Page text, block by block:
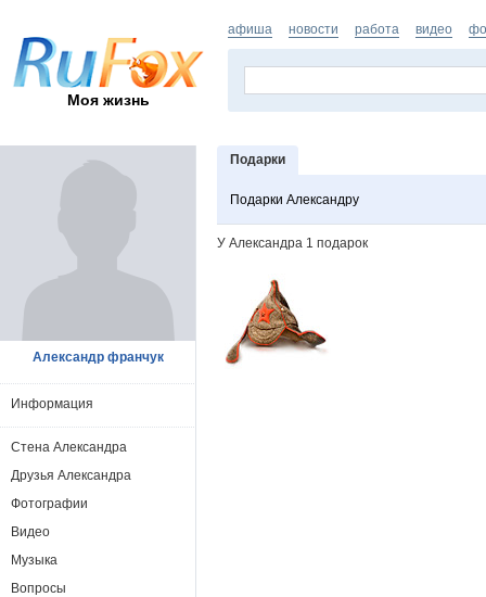
Моя жизнь
афиша новости работа видео
Подарки
Подарки Александру
У Александра 1 подарок
Александр франчук
Информация
Стена Александра
Друзья Александра
Фотографии
Видео
Музыка
Вопросы